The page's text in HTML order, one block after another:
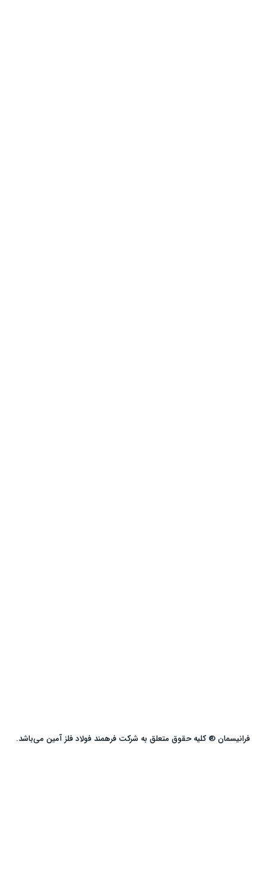
فرانیسمان ® کلیه حقوق متعلق به شرکت فرهمند فولاد فلز آمین می‌باشد.